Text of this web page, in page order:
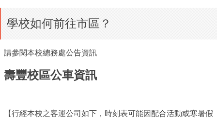
學校如何前往市區？
請參閱本校總務處公告資訊
壽豐校區公車資訊
【行經本校之客運公司如下，時刻表可能因配合活動或寒暑假